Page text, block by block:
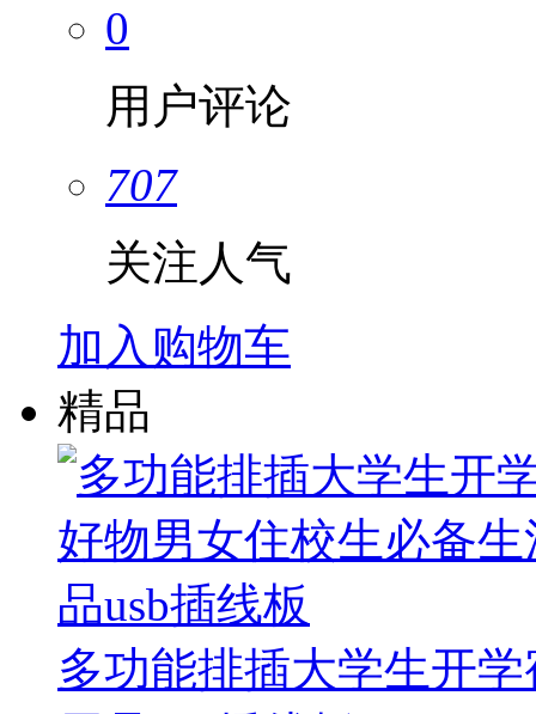
0
用户评论
707
关注人气
加入购物车
精品
多功能排插大学生开